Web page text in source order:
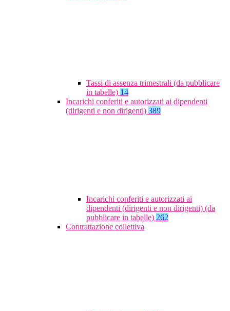
Tassi di assenza trimestrali (da pubblicare
in tabelle) 14
Incarichi conferiti e autorizzati ai dipendenti
(dirigenti e non dirigenti) 389
Incarichi conferiti e autorizzati ai
dipendenti (dirigenti e non dirigenti) (da
pubblicare in tabelle) 262
Contrattazione collettiva